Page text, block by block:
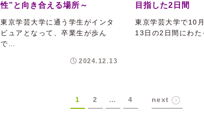
性”と向き合える場所～
東京学芸大学に通う学生がインタ
ビュアとなって、卒業生が歩ん
で…
2024.12.13
目指した2日間
東京学芸大学で10
13日の2日間にわた
1 2 … 4 next